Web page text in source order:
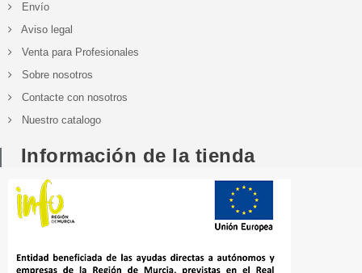
Envío
Aviso legal
Venta para Profesionales
Sobre nosotros
Contacte con nosotros
Nuestro catalogo
Información de la tienda